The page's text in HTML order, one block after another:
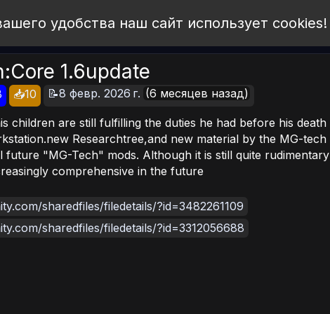
удобства наш сайт использует cookies!
1.6update
📥10 📝8 февр. 2026 г. (6 месяцев назад)
children are still fulfilling the duties he had before his death
Researchtree,and new material by the MG-tech
future "MG-Tech" mods. Although it is still quite rudimentary
comprehensive in the future
sharedfiles/filedetails/?id=3482261109
sharedfiles/filedetails/?id=3312056688